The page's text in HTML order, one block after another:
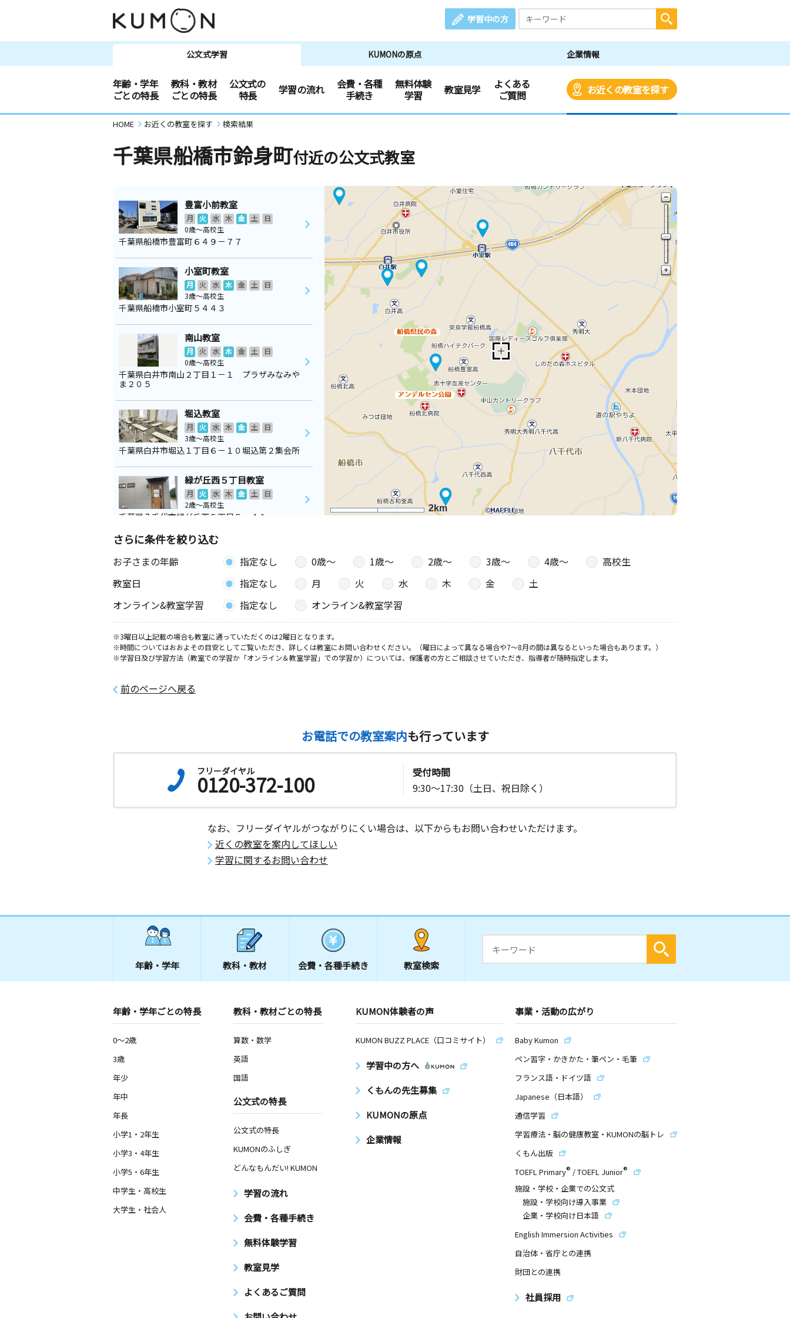
学習中の方
公文式学習 KUMONの原点 企業情報
年齢・学年
ごとの特長
教科・教材
ごとの特長
公文式の
特長
学習の流れ
会費・各種
手続き
無料体験
学習
教室見学
よくある
ご質問
お近くの教室を探す
HOME お近くの教室を探す 検索結果
千葉県船橋市鈴身町付近の公文式教室
2km
豊富小前教室
月 火 水 木 金 土
日
0歳～高校生
千葉県船橋市豊富町６４９－７７
小室町教室
月 火 水 木 金 土
日
3歳～高校生
千葉県船橋市小室町５４４３
南山教室
月 火 水 木 金 土
日
0歳～高校生
千葉県白井市南山２丁目１－１ プラザみなみや
ま２０５
堀込教室
月 火 水 木 金 土
日
3歳～高校生
千葉県白井市堀込１丁目６－１０堀込第２集会所
緑が丘西５丁目教室
月 火 水 木 金 土
日
2歳～高校生
千葉県八千代市緑が丘西５丁目５－４１
のぐち台教室
木 金 土 日
千葉県白井市野口１－４
さらに条件を絞り込む
お子さまの年齢 指定なし 0歳〜 1歳〜 2歳〜 3歳〜 4歳〜
高校生
教室日
指定なし 月 火 水 木 金
土
オンライン&教室学習
指定なし オンライン&教室学習
※3曜日以上記載の場合も教室に通っていただくのは2曜日となります。
※時間についてはおおよその目安としてご覧いただき、詳しくは教室にお問い合わせください。（曜日によって異なる場合や7～8月の間は異なるといった場合もあります。）
※学習日及び学習方法（教室での学習か「オンライン＆教室学習」での学習か）については、保護者の方とご相談させていただき、指導者が随時指定します。
前のページへ戻る
お電話での教室案内も行っています
フリーダイヤル
0120-372-100
受付時間
9:30～17:30（土日、祝日除く）
なお、フリーダイヤルがつながりにくい場合は、以下からもお問い合わせいただけます。
近くの教室を案内してほしい
学習に関するお問い合わせ
年齢・学年 教科・教材 会費・ 各種手続き 教室検索
年齢・学年ごとの特長
0～2歳
3歳
年少
年中
年長
小学1・2年生
小学3・4年生
小学5・6年生
中学生・高校生
大学生・社会人
教科・教材ごとの特長
算数・数学
英語
国語
公文式の特長
公文式の特長
KUMONのふしぎ
どんなもんだい! KUMON
学習の流れ
会費・各種手続き
無料体験学習
教室見学
よくあるご質問
KUMON体験者の声
KUMON BUZZ PLACE（口コミサイト）
学習中の方へ
くもんの先生募集
KUMONの原点
企業情報
事業・活動の広がり
Baby Kumon
ペン習字・かきかた・筆ペン・毛筆
フランス語・ドイツ語
Japanese（日本語）
通信学習
学習療法・脳の健康教室・KUMONの脳トレ
くもん出版
TOEFL Primary® /TOEFL Junior®
施設・学校・企業での公文式
施設・学校向け導入事業
企業・学校向け日本語
English Immersion Activities
自治体・省庁との連携
財団との連携
社員採用